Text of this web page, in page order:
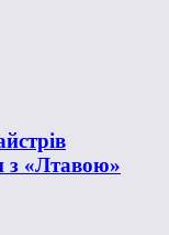
з «Лтавою»